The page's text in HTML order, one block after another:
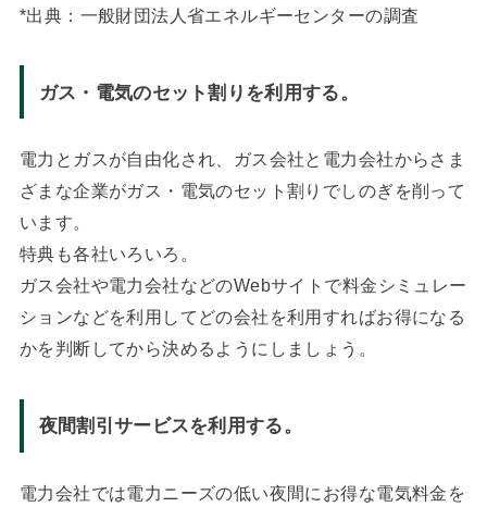
*出典：一般財団法人省エネルギーセンターの調査
ガス・電気のセット割りを利用する。
電力とガスが自由化され、ガス会社と電力会社からさま
ざまな企業がガス・電気のセット割りでしのぎを削って
います。
特典も各社いろいろ。
ガス会社や電力会社などのWebサイトで料金シミュレー
ションなどを利用してどの会社を利用すればお得になる
かを判断してから決めるようにしましょう。
夜間割引サービスを利用する。
電力会社では電力ニーズの低い夜間にお得な電気料金を